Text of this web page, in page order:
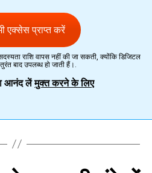
एक्सेस प्राप्त करें
राशि वापस नहीं की जा सकती, क्योंकि डिजिटल
बाद उपलब्ध हो जाती हैं।.
आनंद लेंमुक्त करने के लिए